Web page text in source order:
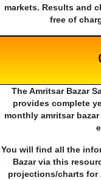
markets. Results and
free of
The Amritsar Bazar
provides complete
monthly amritsar
You will find all the
Bazar via this
projections/charts for